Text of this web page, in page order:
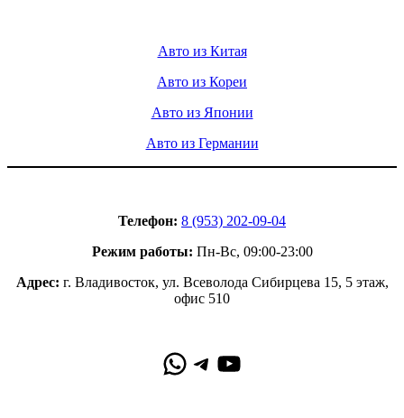
Авто из Китая
Авто из Кореи
Авто из Японии
Авто из Германии
Телефон: 8 (953) 202-09-04
Режим работы: Пн-Вс, 09:00-23:00
Адрес: г. Владивосток, ул. Всеволода Сибирцева 15, 5 этаж,
офис 510
WhatsApp
Telegram
YouTube